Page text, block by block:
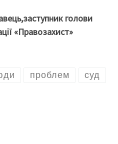
голови
«Правозахист»
проблем суд